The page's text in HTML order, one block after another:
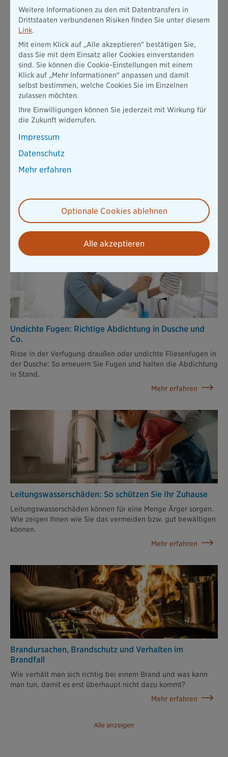
können durch eine sogenannte Elementarschaden-
Versicherung abgesichert werden. Eine Elementarschaden-
Versicherung kann in der Regel gegen Aufpreis in eine
Sie deckt nicht nur Schäden durch Schneedruck, sondern auch
durch andere Naturrisiken wie Hochwasser, Starkregen,
Lawinen, Erdbeben oder Erdsenkung ab.
Auch in einigen Hausratversicherungs-Policen lassen sich
Elementarschäden gegen einen Aufpreis mitversichern, sodass
abgesichert ist. Bei einigen Photovoltaik-
Versicherungsverträgen sind Schneelastschäden zum Teil ohne
Aufpreis mitversichert.
Inwieweit in einer bestehenden Versicherungspolice
mitversichert sind, ist dem Versicherungsschein und den
Das könnte Sie auch interessieren
Alle anzeigen
Undichte Fugen: Richtige Abdichtung in Dusche und
Co.
Risse in der Verfugung draußen oder undichte Fliesenfugen in
der Dusche: So erneuern Sie Fugen und halten die Abdichtung
in Stand.
Mehr erfahren
Leitungswasser­schäden: So schützen Sie Ihr Zuhause
Leitungswasserschäden können für eine Menge Ärger sorgen.
Wie zeigen Ihnen wie Sie das vermeiden bzw. gut bewältigen
können.
Mehr erfahren
Brandursachen, Brandschutz und Verhalten im
Brandfall
Wie verhält man sich richtig bei einem Brand und was kann
man tun, damit es erst überhaupt nicht dazu kommt?
Mehr erfahren
Weitere Informationen zu den mit Datentransfers in
Drittstaaten verbundenen Risiken finden Sie unter diesem
Link.
Mit einem Klick auf „Alle akzeptieren" bestätigen Sie,
dass Sie mit dem Einsatz aller Cookies einverstanden
sind. Sie können die Cookie-Einstellungen mit einem
Klick auf „Mehr Informationen" anpassen und damit
selbst bestimmen, welche Cookies Sie im Einzelnen
zulassen möchten.
Ihre Einwilligungen können Sie jederzeit mit Wirkung für
die Zukunft widerrufen.
Impressum
Datenschutz
Mehr erfahren
Optionale Cookies ablehnen
Alle akzeptieren